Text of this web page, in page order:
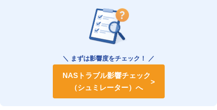
＼ まずは影響度をチェック！ ／
NASトラブル影響チェック
（シュミレーター）へ